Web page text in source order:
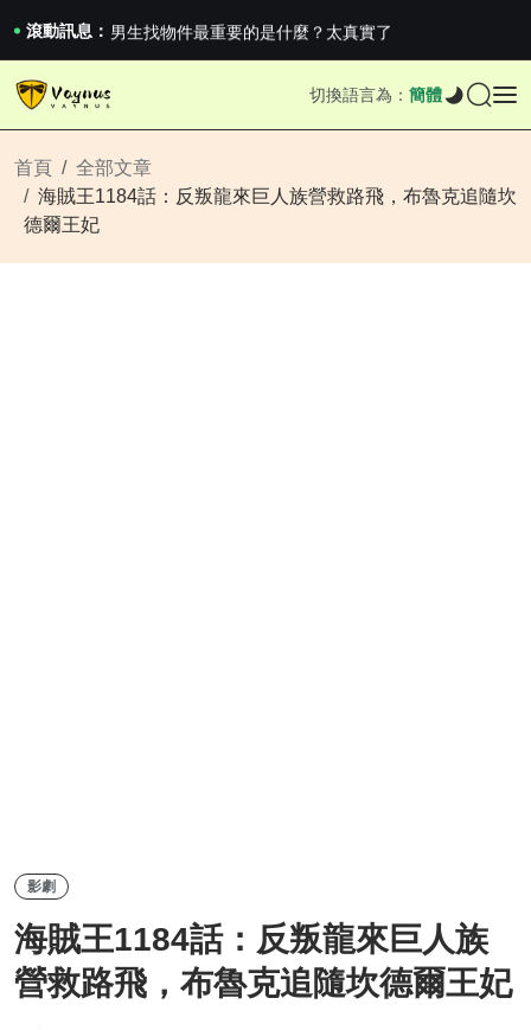
滾動訊息： 男生找物件最重要的是什麼？太真實了
2026澳網男單收官：全滿貫對上全滿亞，德約...
《巔峰守衛 Highguard》正式上線，官...
《巔峰守衛 Highguard》正式上線，官...
切換語言為： 簡體
首頁
全部文章
海賊王1184話：反叛龍來巨人族營救路飛，布魯克追隨坎
德爾王妃
影劇
海賊王1184話：反叛龍來巨人族
營救路飛，布魯克追隨坎德爾王妃